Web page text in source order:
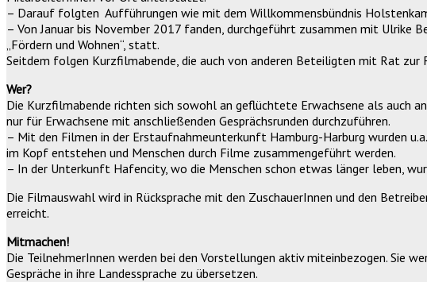
– Darauf folgten Aufführungen wie mit dem Willkommensbündnis
– Von Januar bis November 2017 fanden, durchgeführt zusammen mit
„Fördern und Wohnen“, statt.
Seitdem folgen Kurzfilmabende, die auch von anderen Beteiligten mit Rat
Wer?
Die Kurzfilmabende richten sich sowohl an geflüchtete Erwachsene als auch
nur für Erwachsene mit anschließenden Gesprächsrunden durchzuführen.
– Mit den Filmen in der Erstaufnahmeunterkunft Hamburg-Harburg wurden
im Kopf entstehen und Menschen durch Filme zusammengeführt werden.
– In der Unterkunft Hafencity, wo die Menschen schon etwas länger leben,
Die Filmauswahl wird in Rücksprache mit den ZuschauerInnen und den
erreicht.
Mitmachen!
Die TeilnehmerInnen werden bei den Vorstellungen aktiv miteinbezogen. Sie
Gespräche in ihre Landessprache zu übersetzen.